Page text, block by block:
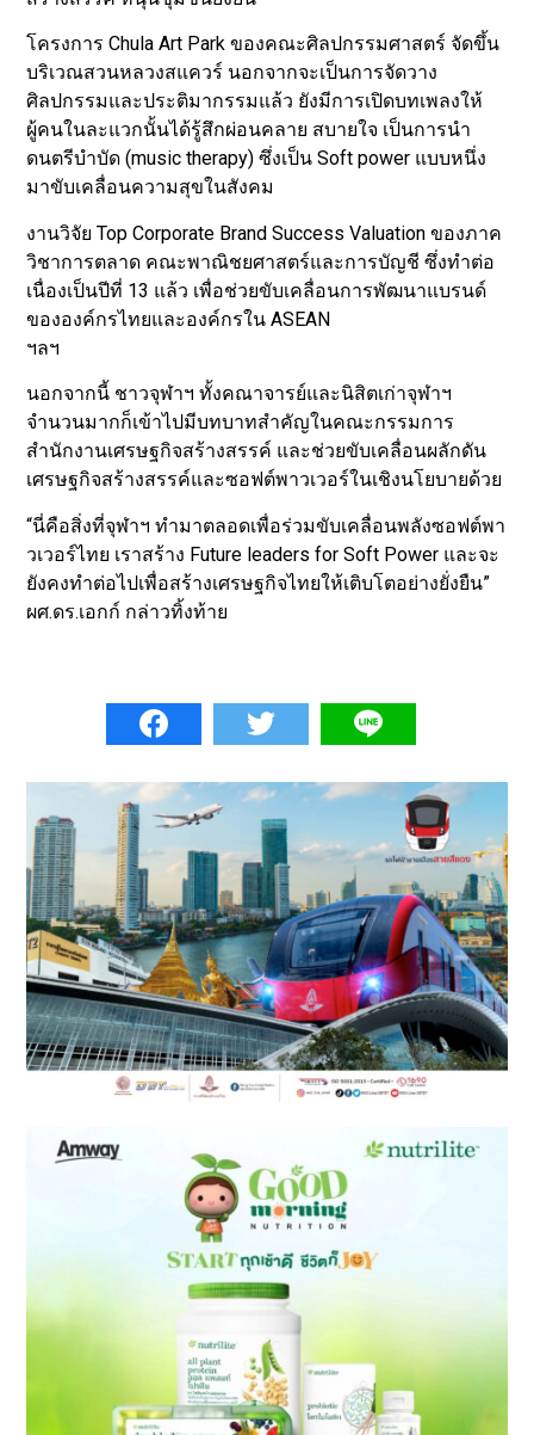
โครงการ Chula Art Park ของคณะศิลปกรรมศาสตร์ จัดขึ้น
บริเวณสวนหลวงสแควร์ นอกจากจะเป็นการจัดวาง
ศิลปกรรมและประติมากรรมแล้ว ยังมีการเปิดบทเพลงให้
ผู้คนในละแวกนั้นได้รู้สึกผ่อนคลาย สบายใจ เป็นการนำ
ดนตรีบำบัด (music therapy) ซึ่งเป็น Soft power แบบหนึ่ง
มาขับเคลื่อนความสุขในสังคม
งานวิจัย Top Corporate Brand Success Valuation ของภาค
วิชาการตลาด คณะพาณิชยศาสตร์และการบัญชี ซึ่งทำต่อ
เนื่องเป็นปีที่ 13 แล้ว เพื่อช่วยขับเคลื่อนการพัฒนาแบรนด์
ขององค์กรไทยและองค์กรใน ASEAN
ฯลฯ
นอกจากนี้ ชาวจุฬาฯ ทั้งคณาจารย์และนิสิตเก่าจุฬาฯ
จำนวนมากก็เข้าไปมีบทบาทสำคัญในคณะกรรมการ
สำนักงานเศรษฐกิจสร้างสรรค์ และช่วยขับเคลื่อนผลักดัน
เศรษฐกิจสร้างสรรค์และซอฟต์พาวเวอร์ในเชิงนโยบายด้วย
“นี่คือสิ่งที่จุฬาฯ ทำมาตลอดเพื่อร่วมขับเคลื่อนพลังซอฟต์พา
วเวอร์ไทย เราสร้าง Future leaders for Soft Power และจะ
ยังคงทำต่อไปเพื่อสร้างเศรษฐกิจไทยให้เติบโตอย่างยั่งยืน”
ผศ.ดร.เอกก์ กล่าวทิ้งท้าย